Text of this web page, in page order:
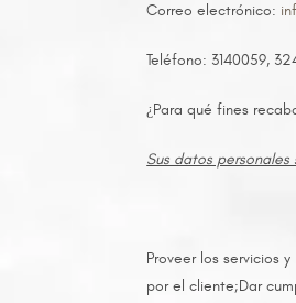
Correo electrónico:
Teléfono: 3140059,
¿Para qué fines
Sus datos
Proveer los servicios
por el cliente;Dar